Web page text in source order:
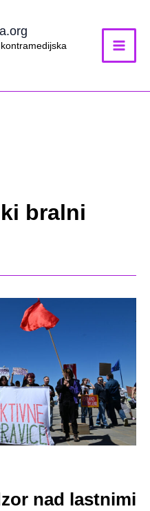
bralni
nad lastnimi